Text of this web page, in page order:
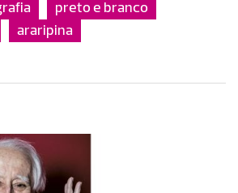
preto e branco
araripina